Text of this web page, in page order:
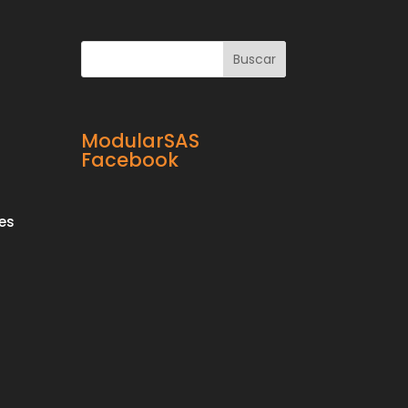
ModularSAS
Facebook